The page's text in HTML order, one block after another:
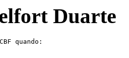
Duarte
quando: